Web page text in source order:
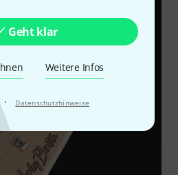
Geht klar
Weitere Infos
· Datenschutzhinweise